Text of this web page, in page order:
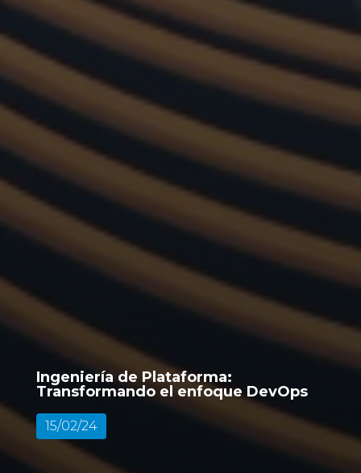
Ingeniería de Plataforma:
Transformando el enfoque DevOps
15/02/24